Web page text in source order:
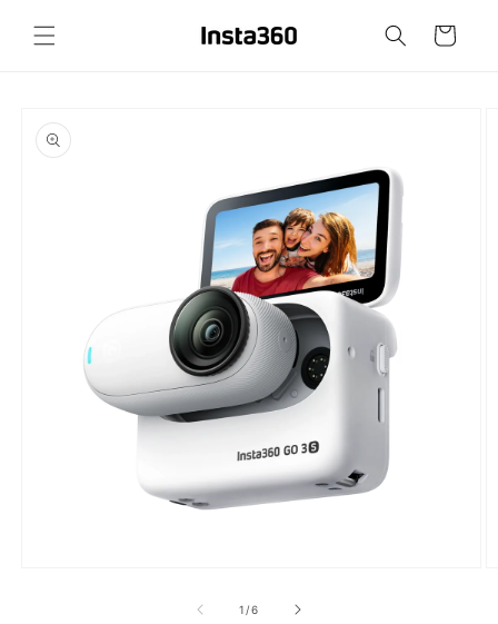
obsahu
Košík
produktu
1 /z6